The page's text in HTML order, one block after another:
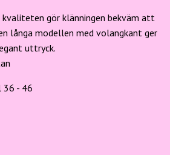
gör klänningen bekväm att
långa modellen med volangkant ger
uttryck.
36 - 46